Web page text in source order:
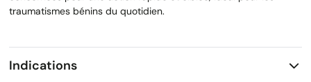
traumatismes bénins du quotidien.
Indications